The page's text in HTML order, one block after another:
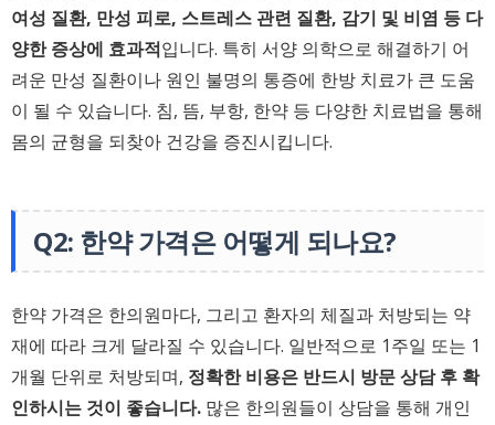
여성 질환, 만성 피로, 스트레스 관련 질환, 감기 및 비염 등 다
양한 증상에 효과적입니다. 특히 서양 의학으로 해결하기 어
려운 만성 질환이나 원인 불명의 통증에 한방 치료가 큰 도움
이 될 수 있습니다. 침, 뜸, 부항, 한약 등 다양한 치료법을 통해
몸의 균형을 되찾아 건강을 증진시킵니다.
Q2: 한약 가격은 어떻게 되나요?
한약 가격은 한의원마다, 그리고 환자의 체질과 처방되는 약
재에 따라 크게 달라질 수 있습니다. 일반적으로 1주일 또는 1
개월 단위로 처방되며, 정확한 비용은 반드시 방문 상담 후 확
인하시는 것이 좋습니다. 많은 한의원들이 상담을 통해 개인